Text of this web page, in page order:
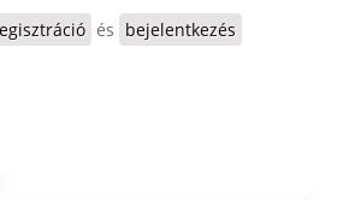
és bejelentkezés